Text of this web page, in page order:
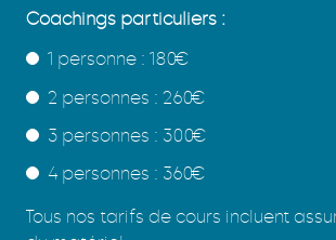
Coachings particuliers :
1 personne : 180€
2 personnes : 260€
3 personnes : 300€
4 personnes : 360€
Tous nos tarifs de cours incluent